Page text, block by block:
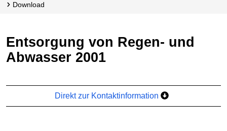
Download
Entsorgung von Regen- und
Abwasser 2001
Direkt zur Kontaktinformation